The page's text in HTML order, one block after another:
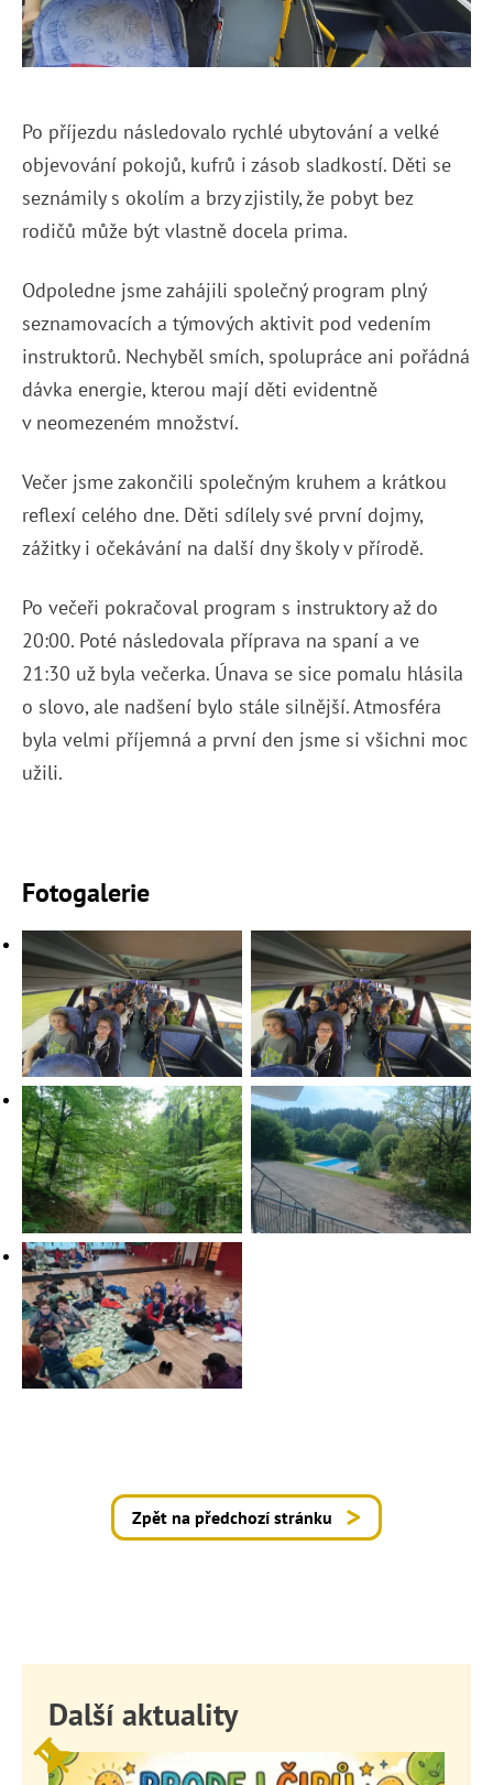
Po příjezdu následovalo rychlé ubytování a velké
objevování pokojů, kufrů i zásob sladkostí. Děti se
seznámily s okolím a brzy zjistily, že pobyt bez
rodičů může být vlastně docela prima.
Odpoledne jsme zahájili společný program plný
seznamovacích a týmových aktivit pod vedením
instruktorů. Nechyběl smích, spolupráce ani pořádná
dávka energie, kterou mají děti evidentně
v neomezeném množství.
Večer jsme zakončili společným kruhem a krátkou
reflexí celého dne. Děti sdílely své první dojmy,
zážitky i očekávání na další dny školy v přírodě.
Po večeři pokračoval program s instruktory až do
20:00. Poté následovala příprava na spaní a ve
21:30 už byla večerka. Únava se sice pomalu hlásila
o slovo, ale nadšení bylo stále silnější. Atmosféra
byla velmi příjemná a první den jsme si všichni moc
užili.
Fotogalerie
Zpět na předchozí stránku
Další aktuality